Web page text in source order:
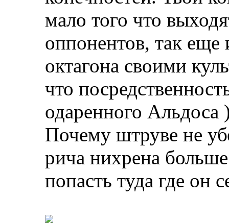
мало того что
оппонентов, так еще
октагона своими
что
одаренного Альдоса
Почему штруве не
рича нихрена
попасть туда где он